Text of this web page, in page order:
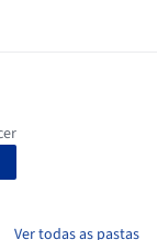
Ver todas as pastas